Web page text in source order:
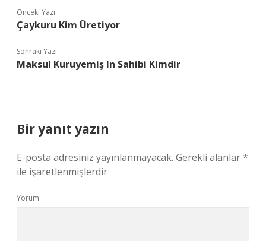
Önceki Yazı
Çaykuru Kim Üretiyor
Sonraki Yazı
Maksul Kuruyemiş In Sahibi Kimdir
Bir yanıt yazın
E-posta adresiniz yayınlanmayacak. Gerekli alanlar*
ile işaretlenmişlerdir
Yorum